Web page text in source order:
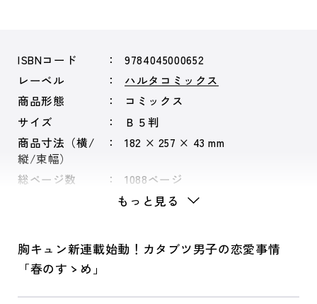
ISBNコード
9784045000652
レーベル
ハルタコミックス
商品形態
コミックス
サイズ
Ｂ５判
商品寸法（横/
縦/束幅）
182 × 257 × 43 mm
総ページ数 1088ページ
もっと見る
胸キュン新連載始動！カタブツ男子の恋愛事情
「春のすゝめ」